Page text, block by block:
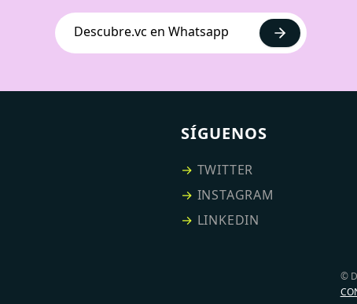
Descubre.vc en Whatsapp
SÍGUENOS
→ TWITTER
→ INSTAGRAM
→ LINKEDIN
©